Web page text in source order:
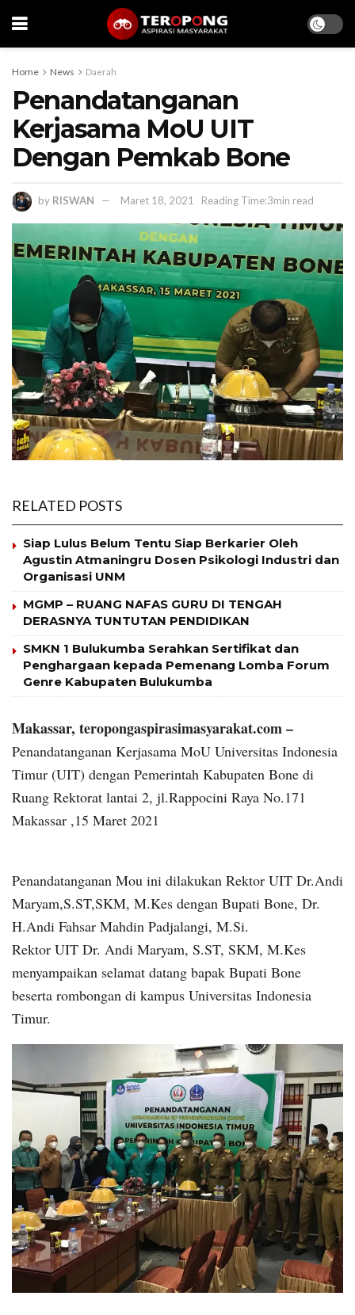
Home News Daerah
Penandatanganan
Kerjasama MoU UIT
Dengan Pemkab Bone
by RISWAN Maret 18, 2021 Reading Time:3min read
RELATED POSTS
Siap Lulus Belum Tentu Siap Berkarier Oleh
Agustin Atmaningru Dosen Psikologi Industri dan
Organisasi UNM
MGMP – RUANG NAFAS GURU DI TENGAH
DERASNYA TUNTUTAN PENDIDIKAN
SMKN 1 Bulukumba Serahkan Sertifikat dan
Penghargaan kepada Pemenang Lomba Forum
Genre Kabupaten Bulukumba
Makassar, teropongaspirasimasyarakat.com –
Penandatanganan Kerjasama MoU Universitas Indonesia
Timur (UIT) dengan Pemerintah Kabupaten Bone di
Ruang Rektorat lantai 2, jl.Rappocini Raya No.171
Makassar ,15 Maret 2021
Penandatanganan Mou ini dilakukan Rektor UIT Dr.Andi
Maryam,S.ST,SKM, M.Kes dengan Bupati Bone, Dr.
H.Andi Fahsar Mahdin Padjalangi, M.Si.
Rektor UIT Dr. Andi Maryam, S.ST, SKM, M.Kes
menyampaikan selamat datang bapak Bupati Bone
beserta rombongan di kampus Universitas Indonesia
Timur.